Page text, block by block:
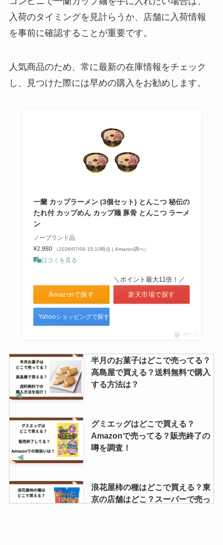
入荷のタイミングを見計らうか、店舗に入荷情報
を事前に確認することが重要です。
人気商品のため、常に最新の在庫情報をチェック
し、見つけた際には早めの購入をお勧めします。
一蘭 カップラーメン (3個セット) とんこつ 秘伝の
たれ付 カップめん カップ麺 豚骨 とんこつ ラーメ
ン
ノーブランド品
¥2,980
（2026/07/09 15:10時点 | Amazon調べ）
口コミを見る
Amazonで探す
＼ポイント最大11倍！／
楽天市場で探す
Yahooショッピングで探す
ポチップ
半月のお菓子はどこで売ってる？
高島屋で買える？送料無料で購入
する方法は？
グミエッグはどこで買える？
Amazonで売ってる？販売終了の
噂を調査！
浪花屋柿の種はどこで買える？東
京の店舗はどこ？スーパーで売っ